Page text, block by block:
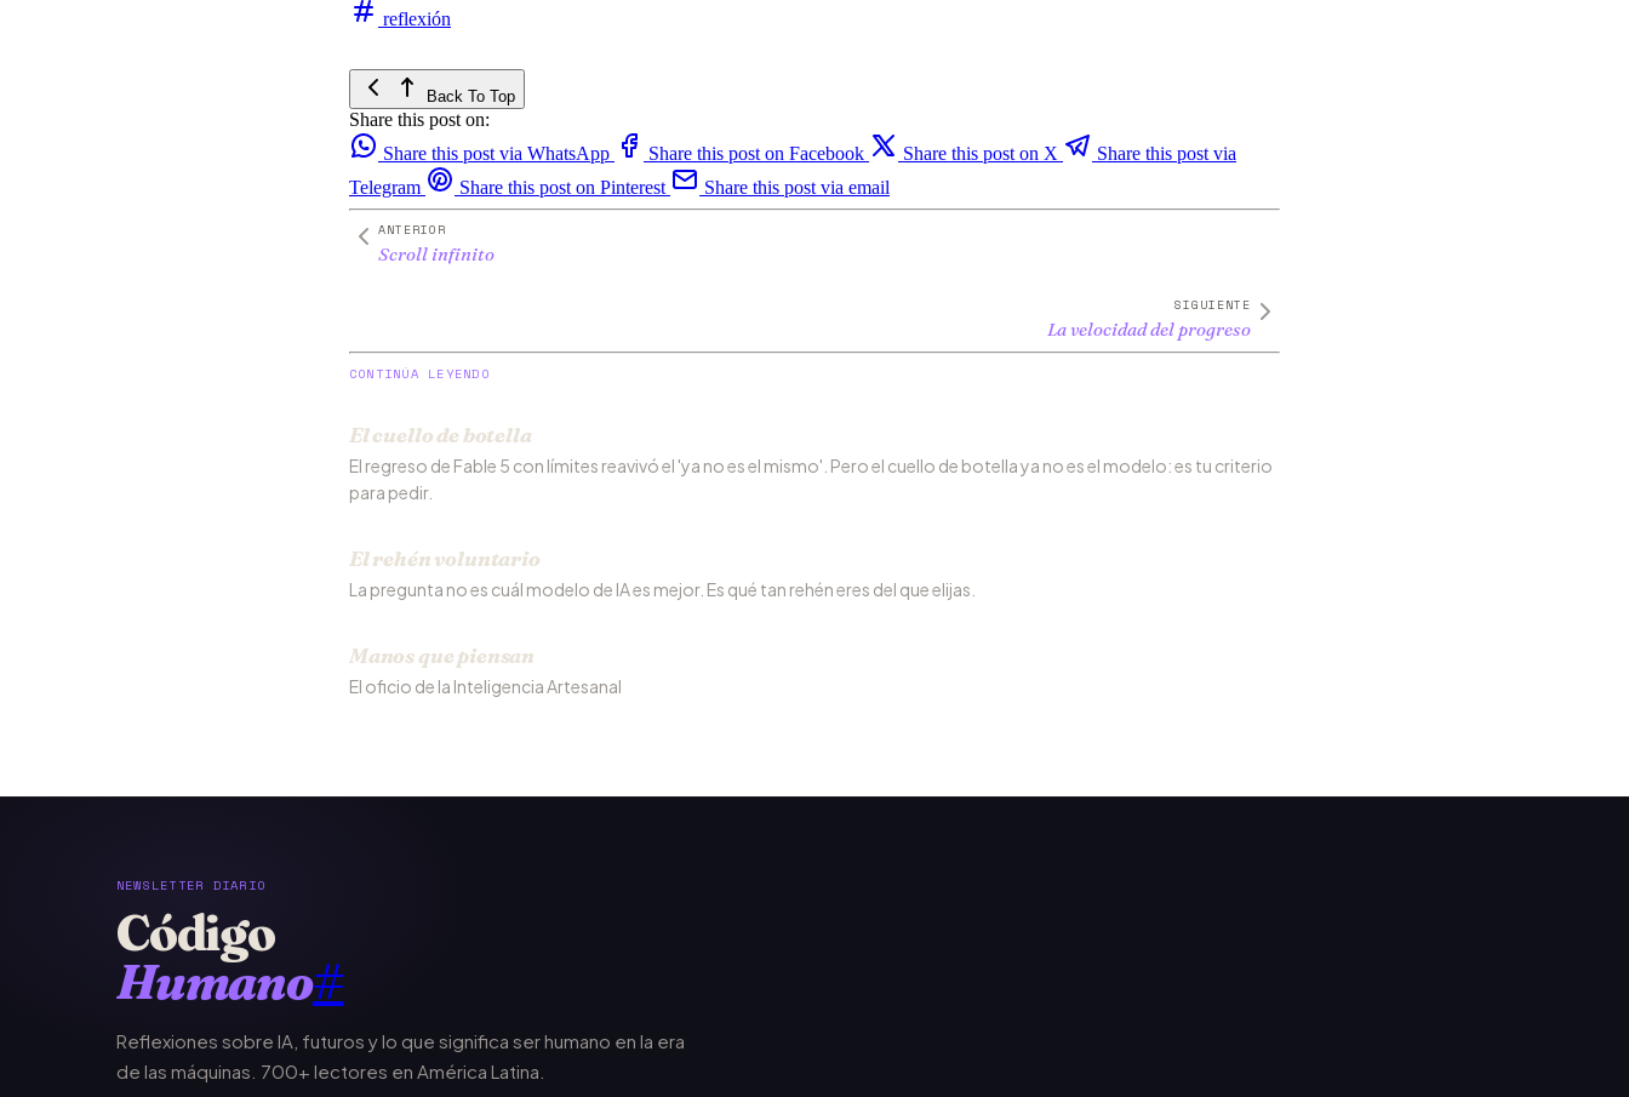
reflexión
Back To Top
Share this post on:
Share this post via WhatsApp
Share this post on Facebook Share this post on X
Share this post via
Telegram
Share this post on Pinterest Share this post via email
ANTERIOR
Scroll infinito
SIGUIENTE
La velocidad del progreso
CONTINÚA LEYENDO
El cuello de botella
El regreso de Fable 5 con límites reavivó el 'ya no es el mismo'. Pero el cuello de botella ya no es el modelo: es tu criterio
para pedir.
El rehén voluntario
La pregunta no es cuál modelo de IA es mejor. Es qué tan rehén eres del que elijas.
Manos que piensan
El oficio de la Inteligencia Artesanal
NEWSLETTER DIARIO
Código
Humano#
Reflexiones sobre IA, futuros y lo que significa ser humano en la era
de las máquinas. 700+ lectores en América Latina.